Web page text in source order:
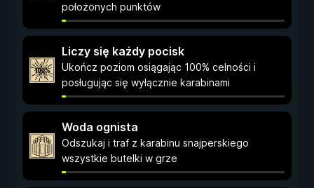
położonych punktów
Liczy się każdy pocisk
Ukończ poziom osiągając 100% celności i
posługując się wyłącznie karabinami
Woda ognista
Odszukaj i traf z karabinu snajperskiego
wszystkie butelki w grze